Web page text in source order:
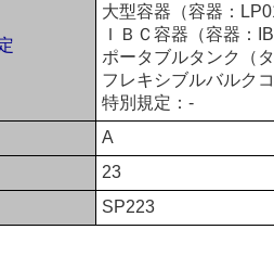
大型容器（容器：
ＩＢＣ容器（容器：
ポータブルタンク（
フレキシブルバルク
特別規定：-
A
23
SP223